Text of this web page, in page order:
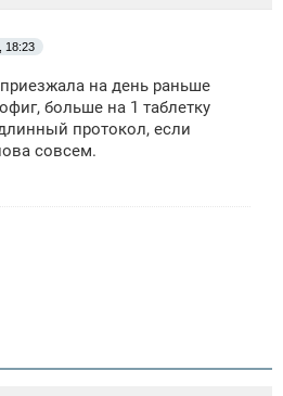
18:23
на день раньше
больше на 1 таблетку
протокол, если
совсем.